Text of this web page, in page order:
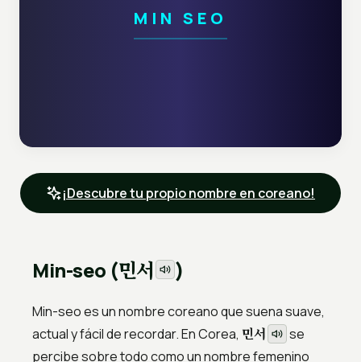
MIN SEO
¡Descubre tu propio nombre en coreano!
Min-seo (민서 )
Min-seo es un nombre coreano que suena suave,
actual y fácil de recordar. En Corea, 민서
se
percibe sobre todo como un nombre femenino